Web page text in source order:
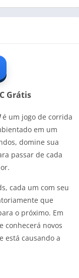
Grátis
é um jogo de corrida
em um
domine sua
passar de cada
cada um com seu
que
o próximo. Em
conhecerá novos
está causando a